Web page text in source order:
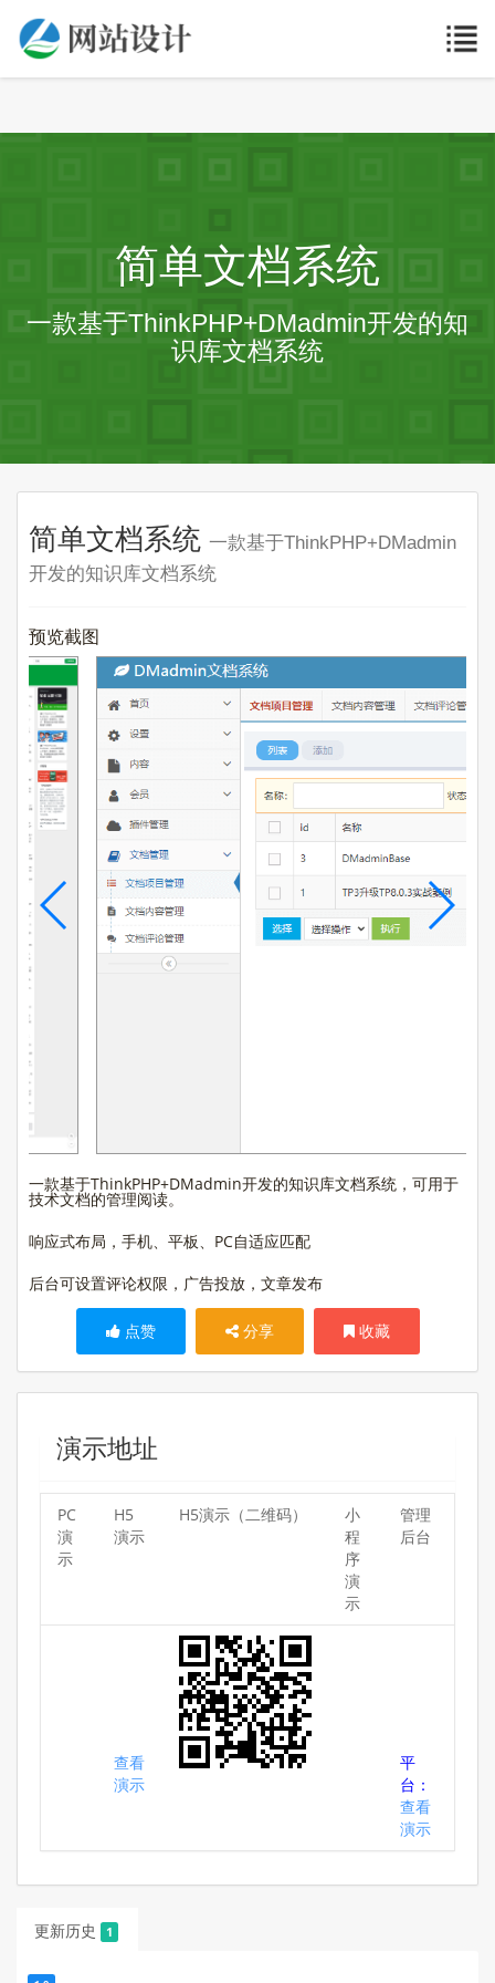
简单文档系统
一款基于ThinkPHP+DMadmin开发的知
识库文档系统
简单文档系统 一款基于ThinkPHP+DMadmin
开发的知识库文档系统
预览截图
一款基于ThinkPHP+DMadmin开发的知识库文档系统，可用于
技术文档的管理阅读。
响应式布局，手机、平板、PC自适应匹配
后台可设置评论权限，广告投放 ，文章发布
点赞 分享 收藏
演示地址
PC
演
示
H5
演示
H5演示（二维码）
小
程
序
演
示
管理
后台
查看
演示
平
台：
查看
演示
更新历史 1